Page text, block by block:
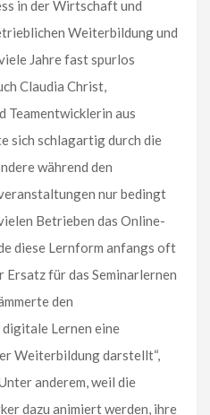
in der Wirtschaft und
Weiterbildung und
Jahre fast spurlos
Claudia Christ,
Teamentwicklerin aus
sich schlagartig durch die
während den
nur bedingt
Betrieben das Online-
diese Lernform anfangs oft
für das Seminarlernen
den
Lernen eine
Weiterbildung darstellt“,
anderem, weil die
dazu animiert werden, ihre